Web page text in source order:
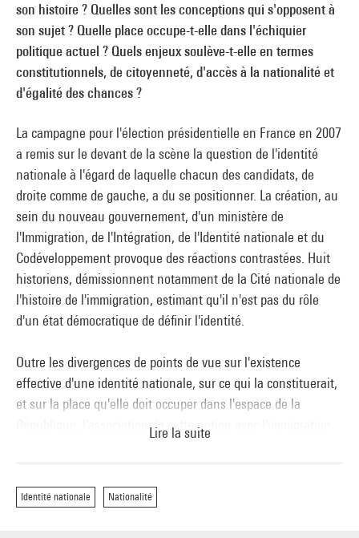
son histoire ? Quelles sont les conceptions qui s'opposent à
son sujet ? Quelle place occupe-t-elle dans l'échiquier
politique actuel ? Quels enjeux soulève-t-elle en termes
constitutionnels, de citoyenneté, d'accès à la nationalité et
d'égalité des chances ?
La campagne pour l'élection présidentielle en France en 2007
a remis sur le devant de la scène la question de l'identité
nationale à l'égard de laquelle chacun des candidats, de
droite comme de gauche, a du se positionner. La création, au
sein du nouveau gouvernement, d'un ministère de
l'Immigration, de l'Intégration, de l'Identité nationale et du
Codéveloppement provoque des réactions contrastées. Huit
historiens, démissionnent notamment de la Cité nationale de
l'histoire de l'immigration, estimant qu'il n'est pas du rôle
d'un état démocratique de définir l'identité.
Outre les divergences de points de vue sur l'existence
effective d'une identité nationale, sur ce qui la constituerait,
et sur la place qu'elle doit occuper dans l'espace de la
République, l'association de cette notion avec l'immigration
deux termes, peut en effet introduire l'idée que l'immigration
représenterait une menace pour l'identité des Français. Que
recouvre donc la notion d'identité nationale ? Quelle est son
Lire la suite
Identité nationale Nationalité